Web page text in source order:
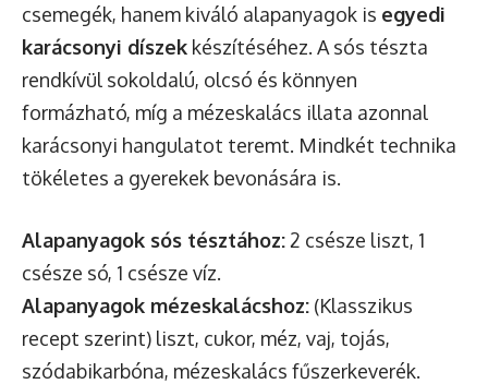
csemegék, hanem kiváló alapanyagok is egyedi
karácsonyi díszek készítéséhez. A sós tészta
rendkívül sokoldalú, olcsó és könnyen
formázható, míg a mézeskalács illata azonnal
karácsonyi hangulatot teremt. Mindkét technika
tökéletes a gyerekek bevonására is.
Alapanyagok sós tésztához:2 csésze liszt, 1
csésze só, 1 csésze víz.
Alapanyagok mézeskalácshoz: (Klasszikus
recept szerint) liszt, cukor, méz, vaj, tojás,
szódabikarbóna, mézeskalács fűszerkeverék.